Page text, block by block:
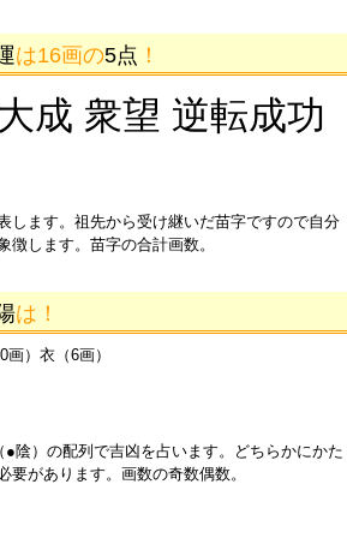
は16画の5点 ！
成 衆望 逆転成功
します。祖先から受け継いだ苗字ですので自分
徴します。苗字の合計画数。
は！
）衣（6画）
陰）の配列で吉凶を占います。どちらかにかた
要があります。画数の奇数偶数。